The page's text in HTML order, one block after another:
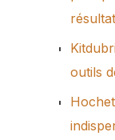
outils